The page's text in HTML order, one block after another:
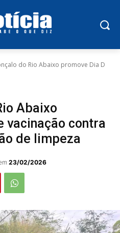
do Rio Abaixo promove Dia D
Abaixo
vacinação contra
de limpeza
23/02/2026